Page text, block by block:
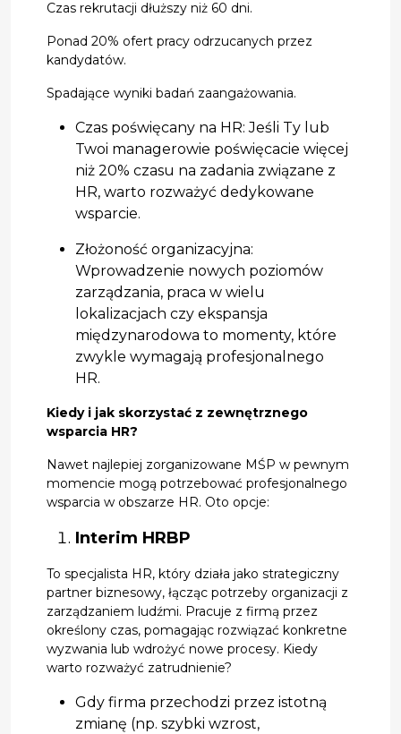
Czas rekrutacji dłuższy niż 60 dni.
Ponad 20% ofert pracy odrzucanych przez
kandydatów.
Spadające wyniki badań zaangażowania.
Czas poświęcany na HR: Jeśli Ty lub
Twoi managerowie poświęcacie więcej
niż 20% czasu na zadania związane z
HR, warto rozważyć dedykowane
wsparcie.
Złożoność organizacyjna:
Wprowadzenie nowych poziomów
zarządzania, praca w wielu
lokalizacjach czy ekspansja
międzynarodowa to momenty, które
zwykle wymagają profesjonalnego
HR.
Kiedy i jak skorzystać z zewnętrznego
wsparcia HR?
Nawet najlepiej zorganizowane MŚP w pewnym
momencie mogą potrzebować profesjonalnego
wsparcia w obszarze HR. Oto opcje:
Interim HRBP
To specjalista HR, który działa jako strategiczny
partner biznesowy, łącząc potrzeby organizacji z
zarządzaniem ludźmi. Pracuje z firmą przez
określony czas, pomagając rozwiązać konkretne
wyzwania lub wdrożyć nowe procesy. Kiedy
warto rozważyć zatrudnienie?
Gdy firma przechodzi przez istotną
zmianę (np. szybki wzrost,